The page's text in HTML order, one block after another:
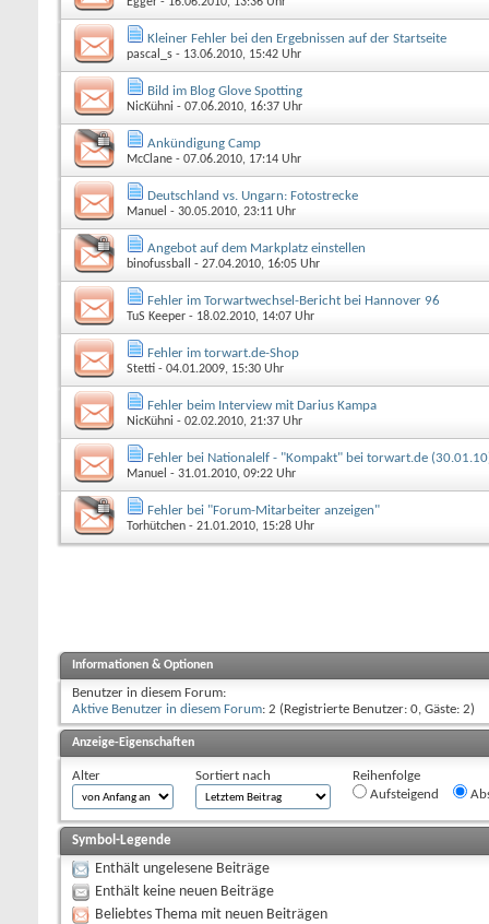
Kleiner Fehler bei den Ergebnissen auf der Startseite
pascal_s - 13.06.2010, 15:42 Uhr
Bild im Blog Glove Spotting
NicKühni - 07.06.2010, 16:37 Uhr
Ankündigung Camp
McClane - 07.06.2010, 17:14 Uhr
Deutschland vs. Ungarn: Fotostrecke
Manuel - 30.05.2010, 23:11 Uhr
Angebot auf dem Markplatz einstellen
binofussball - 27.04.2010, 16:05 Uhr
Fehler im Torwartwechsel-Bericht bei Hannover 96
TuS Keeper - 18.02.2010, 14:07 Uhr
Fehler im torwart.de-Shop
Stetti - 04.01.2009, 15:30 Uhr
Fehler beim Interview mit Darius Kampa
NicKühni - 02.02.2010, 21:37 Uhr
Fehler bei Nationalelf - "Kompakt" bei torwart.de
Manuel - 31.01.2010, 09:22 Uhr
Fehler bei "Forum-Mitarbeiter anzeigen"
Torhütchen - 21.01.2010, 15:28 Uhr
Informationen & Optionen
Benutzer in diesem Forum:
Aktive Benutzer in diesem Forum: 2 (Registrierte Benutzer: 0, Gäste: 2)
Anzeige-Eigenschaften
Alter Sortiert nach
Reihenfolge
Aufsteigend
Symbol-Legende
Enthält ungelesene Beiträge
Enthält keine neuen Beiträge
Beliebtes Thema mit neuen Beiträgen